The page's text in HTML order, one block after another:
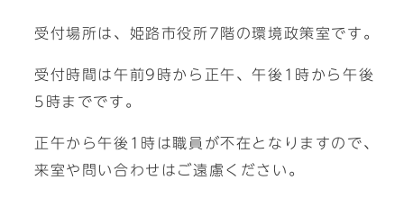
受付場所は、姫路市役所7階の環境政策室です。
受付時間は午前9時から正午、午後1時から午後
5時までです。
正午から午後1時は職員が不在となりますので、
来室や問い合わせはご遠慮ください。